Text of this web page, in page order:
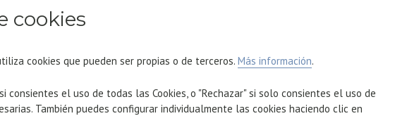
cookies
cookies que pueden ser propias o de terceros. Más información.
consientes el uso de todas las Cookies, o "Rechazar" si solo consientes el uso de
También puedes configurar individualmente las cookies haciendo clic en